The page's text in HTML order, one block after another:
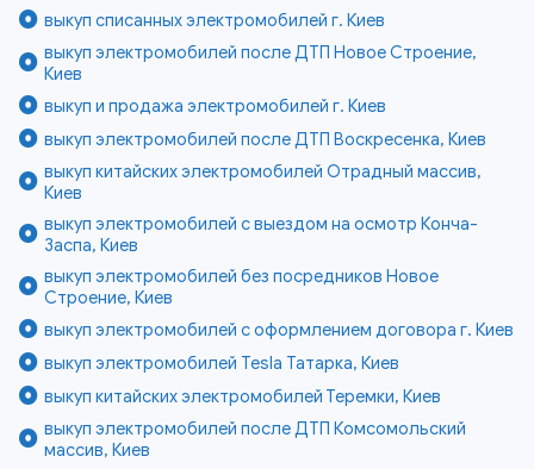
выкуп списанных электромобилей г. Киев
выкуп электромобилей после ДТП Новое Строение,
Киев
выкуп и продажа электромобилей г. Киев
выкуп электромобилей после ДТП Воскресенка, Киев
выкуп китайских электромобилей Отрадный массив,
Киев
выкуп электромобилей с выездом на осмотр Конча-
Заспа, Киев
выкуп электромобилей без посредников Новое
Строение, Киев
выкуп электромобилей с оформлением договора г. Киев
выкуп электромобилей Tesla Татарка, Киев
выкуп китайских электромобилей Теремки, Киев
выкуп электромобилей после ДТП Комсомольский
массив, Киев